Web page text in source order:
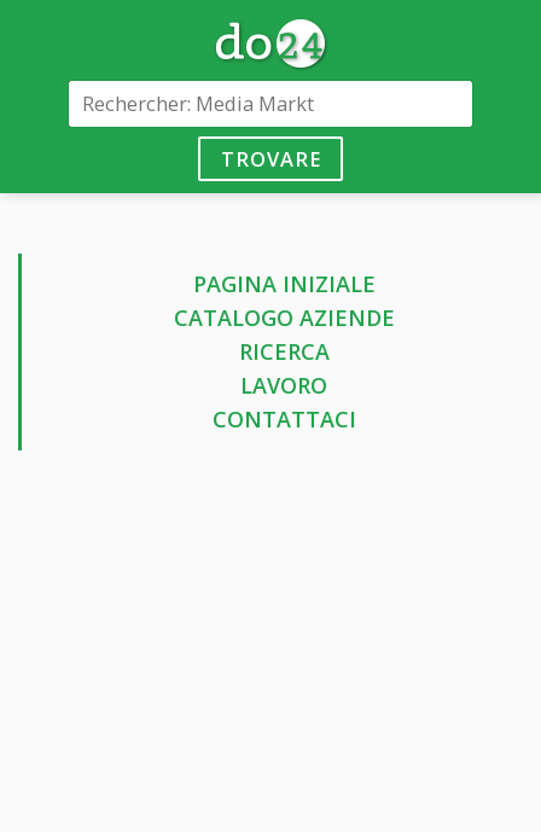
TROVARE
PAGINA INIZIALE
CATALOGO AZIENDE
RICERCA
LAVORO
CONTATTACI